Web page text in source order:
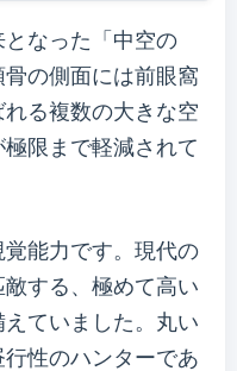
なった「中空の
の側面には前眼窩
る複数の大きな空
限まで軽減されて
能力です。現代の
する、極めて高い
ていました。丸い
性のハンターであ